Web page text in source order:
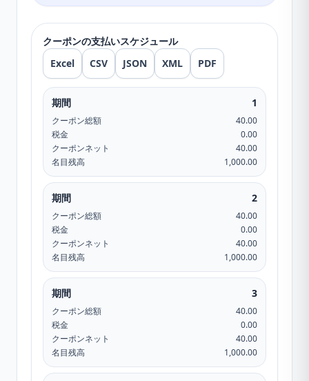
クーポンの支払いスケジュール
Excel
CSV JSON XML PDF
期間 1
クーポン総額
40.00
税金
0.00
クーポンネット
40.00
名目残高
1,000.00
期間 2
クーポン総額
40.00
税金
0.00
クーポンネット
40.00
名目残高
1,000.00
期間 3
クーポン総額
40.00
税金
0.00
クーポンネット
40.00
名目残高
1,000.00